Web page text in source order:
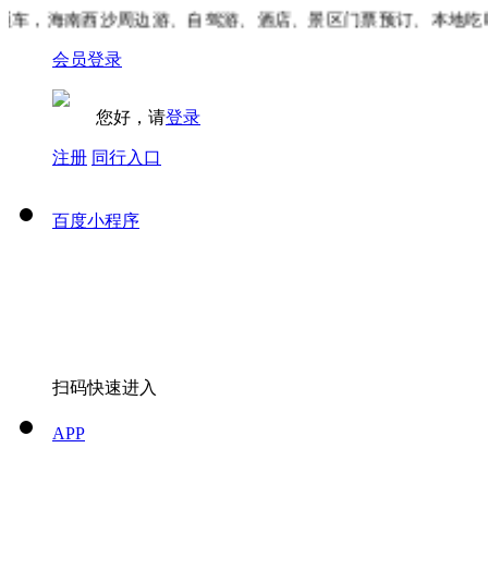
，海南西沙周边游、自驾游、酒店、景区门票预订、本地吃喝
会员登录
您好，请登录
注册 同行入口
百度小程序
扫码快速进入
APP